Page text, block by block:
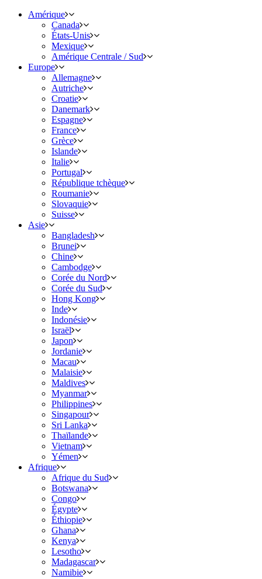
Amérique
Canada
États-Unis
Mexique
Amérique Centrale / Sud
Europe
Allemagne
Autriche
Croatie
Danemark
Espagne
France
Grèce
Islande
Italie
Portugal
République tchèque
Roumanie
Slovaquie
Suisse
Asie
Bangladesh
Brunei
Chine
Cambodge
Corée du Nord
Corée du Sud
Hong Kong
Inde
Indonésie
Israël
Japon
Jordanie
Macau
Malaisie
Maldives
Myanmar
Philippines
Singapour
Sri Lanka
Thaïlande
Vietnam
Yémen
Afrique
Afrique du Sud
Botswana
Congo
Égypte
Éthiopie
Ghana
Kenya
Lesotho
Madagascar
Namibie